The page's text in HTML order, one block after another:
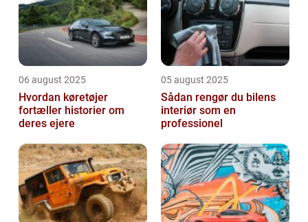
06 august 2025
Hvordan køretøjer
fortæller historier om
deres ejere
05 august 2025
Sådan rengør du bilens
interiør som en
professionel